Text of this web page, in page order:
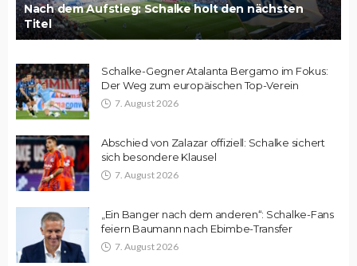
Nach dem Aufstieg: Schalke holt den nächsten
Titel
Schalke-Gegner Atalanta Bergamo im Fokus:
Der Weg zum europäischen Top-Verein
7. August 2026
Abschied von Zalazar offiziell: Schalke sichert
sich besondere Klausel
7. August 2026
„Ein Banger nach dem anderen“: Schalke-Fans
feiern Baumann nach Ebimbe-Transfer
7. August 2026